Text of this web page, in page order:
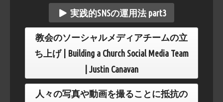
実践的SNSの運用法 part3
教会のソーシャルメディアチームの立
ち上げ | Building a Church Social Media Team
| Justin Canavan
人々の写真や動画を撮ることに抵抗の